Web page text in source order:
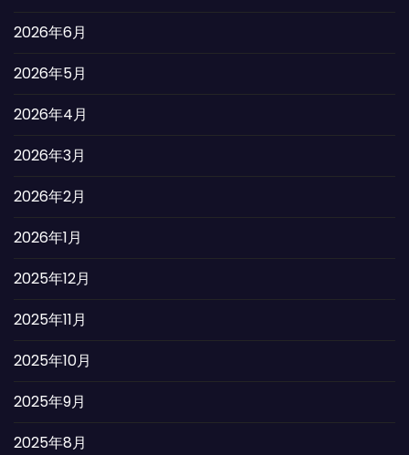
2026年6月
2026年5月
2026年4月
2026年3月
2026年2月
2026年1月
2025年12月
2025年11月
2025年10月
2025年9月
2025年8月